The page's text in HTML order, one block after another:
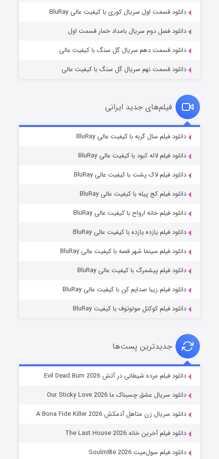
قسمت۱ (زیرنویس) منتشر شد
قسمت۶ (زیرنویس) منتشر شد
شوهر
دانلود قسمت اول سریال کوری با کیفیت عالی BluRay
دانلود فصل دوم سریال بامداد خمار قسمت اول
دانلود قسمت دهم سریال گل سنگ با کیفیت عالی
دانلود قسمت نهم سریال گل سنگ با کیفیت عالی
فیلم‌های جدید ایرانی
دانلود فیلم سال گربه با کیفیت عالی BluRay
دانلود فیلم لاله کبود با کیفیت عالی BluRay
دانلود فیلم لاک پشت با کیفیت عالی BluRay
دانلود فیلم کج‌ پیله با کیفیت عالی BluRay
دانلود فیلم خانه ارواح با کیفیت عالی BluRay
دانلود فیلم یازده یازده با کیفیت عالی BluRay
دانلود فیلم سینما شهر قصه با کیفیت عالی BluRay
دانلود فیلم پیشمرگ با کیفیت عالی BluRay
دانلود فیلم زیبا صدایم کن با کیفیت عالی BluRay
دانلود فیلم کوکتل مولوتوف با کیفیت BluRay
جدیدترین پست‌ها
دانلود فیلم مرده شیطانی در آتش Evil Dead Burn 2026
دانلود سریال عشق چسبناک ما Our Sticky Love 2026
دانلود سریال زن متاهل آدمکش A Bona Fide Killer 2026
دانلود فیلم آخرین خانه The Last House 2026
دانلود فیلم سول‌میت Soulm8te 2026